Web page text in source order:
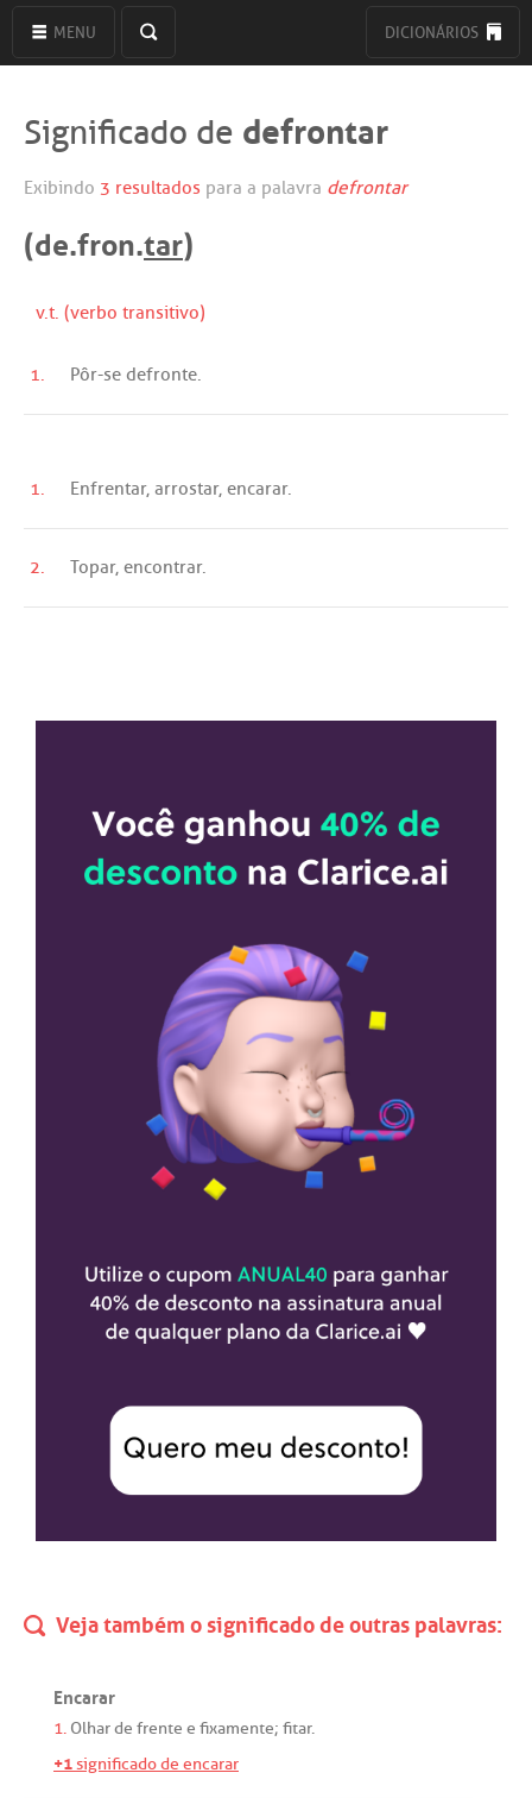
MENU DICIONÁRIOS
Significado de defrontar
Exibindo 3 resultados para a palavra defrontar
(de.fron.tar)
v.t. (verbo transitivo)
1. Pôr-se defronte.
1. Enfrentar, arrostar, encarar.
2. Topar, encontrar.
Veja também o significado de outras palavras:
Encarar
1. Olharde frente e fixamente; fitar.
+1significado de encarar